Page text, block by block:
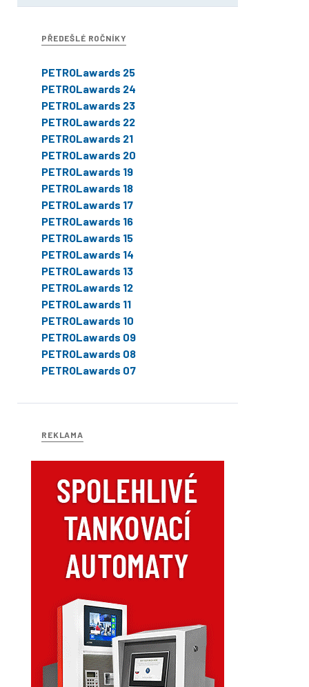
PŘEDEŠLÉ ROČNÍKY
PETROLawards 25
PETROLawards 24
PETROLawards 23
PETROLawards 22
PETROLawards 21
PETROLawards 20
PETROLawards 19
PETROLawards 18
PETROLawards 17
PETROLawards 16
PETROLawards 15
PETROLawards 14
PETROLawards 13
PETROLawards 12
PETROLawards 11
PETROLawards 10
PETROLawards 09
PETROLawards 08
PETROLawards 07
REKLAMA